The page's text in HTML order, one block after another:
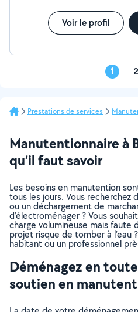
Voir le profil
1 2
Prestations de services
Manutentionnaire à
qu’il faut savoir
Les besoins en manutention
tous les jours. Vous recherchez
ou un déchargement de
d’électroménager ? Vous
charge volumineuse mais faute
projet risque de tomber à l’eau
habitant ou un professionnel
Déménagez en
soutien en